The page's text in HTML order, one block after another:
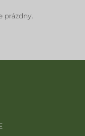
prázdny.